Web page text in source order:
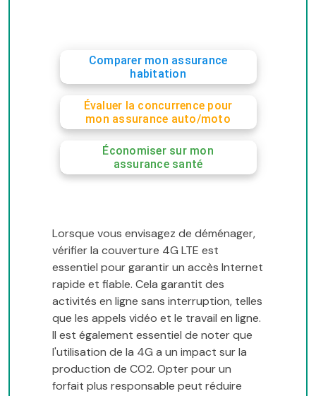
Comparer mon assurance
habitation
Évaluer la concurrence pour
mon assurance auto/moto
Économiser sur mon
assurance santé
Lorsque vous envisagez de déménager,
vérifier la couverture 4G LTE est
essentiel pour garantir un accès Internet
rapide et fiable. Cela garantit des
activités en ligne sans interruption, telles
que les appels vidéo et le travail en ligne.
Il est également essentiel de noter que
l'utilisation de la 4G a un impact sur la
production de CO2. Opter pour un
forfait plus responsable peut réduire